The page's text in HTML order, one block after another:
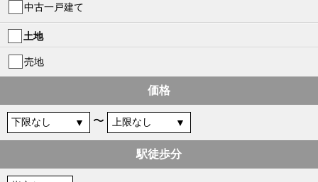
中古一戸建て
土地
売地
価格
〜
駅徒歩分